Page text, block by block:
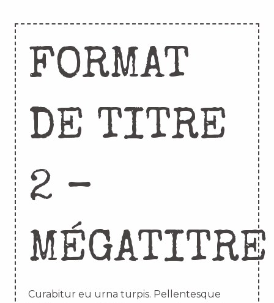
FORMAT
DE TITRE
2 –
MÉGATITRE
Curabitur eu urna turpis. Pellentesque